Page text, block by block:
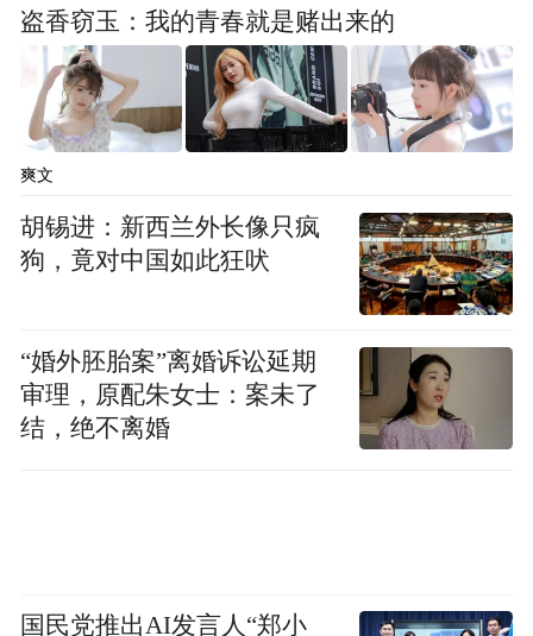
议题政治化。
7.加强信息基础设施保护。 加强在预警防
范、信息共享、应急响应等方面的合作，积
极开展关键信息基础设施保护的经验交流。
反对利用信息技术破坏他国关键信息基础设
施或窃取重要数据。
8.加强个人信息保护和数据安全管理。
个人信息收集、存储、使用、加工、传输、
提供、公开等行为，保障个人信息安全，开
展数据安全和个人信息保护及相关规则、标
门、恶意代码，不得利用提供产品、服务的
盗香窃玉：我的青春就是赌出来的
爽文
胡锡进：新西兰外长像只疯
狗，竟对中国如此狂吠
“婚外胚胎案”离婚诉讼延期
审理，原配朱女士：案未了
结，绝不离婚
国民党推出AI发言人“郑小